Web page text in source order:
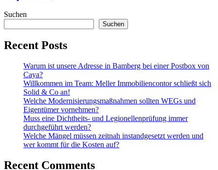
Suchen
Suchen
Recent Posts
Warum ist unsere Adresse in Bamberg bei einer Postbox von
Caya?
Willkommen im Team: Meller Immobiliencontor schließt sich
Solid & Co an!
Welche Modernisierungsmaßnahmen sollten WEGs und
Eigentümer vornehmen?
Muss eine Dichtheits- und Legionellenprüfung immer
durchgeführt werden?
Welche Mängel müssen zeitnah instandgesetzt werden und
wer kommt für die Kosten auf?
Recent Comments